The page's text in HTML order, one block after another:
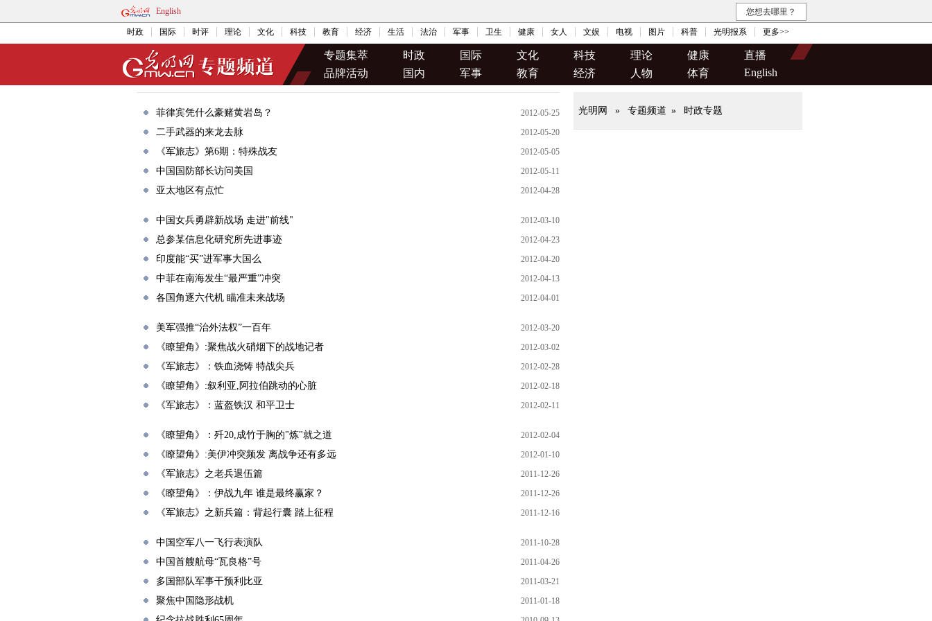
English 您想去哪里？
时政 国际 时评 理论 文化 科技 教育 经济 生活 法治 军事 卫生 健康 女人 文娱 电视 图片 科普 光明报系 更多>>
专题集萃 时政 国际 文化 科技 理论 健康
直播
品牌活动
国内 军事 教育 经济 人物 体育 English
菲律宾凭什么豪赌黄岩岛？ 2012-05-25
二手武器的来龙去脉 2012-05-20
《军旅志》第6期：特殊战友 2012-05-05
中国国防部长访问美国 2012-05-11
亚太地区有点忙 2012-04-28
中国女兵勇辟新战场 走进"前线" 2012-03-10
总参某信息化研究所先进事迹 2012-04-23
印度能“买”进军事大国么 2012-04-20
中菲在南海发生“最严重”冲突 2012-04-13
各国角逐六代机 瞄准未来战场 2012-04-01
美军强推“治外法权”一百年 2012-03-20
《瞭望角》:聚焦战火硝烟下的战地记者 2012-03-02
《军旅志》：铁血浇铸 特战尖兵 2012-02-28
《瞭望角》:叙利亚,阿拉伯跳动的心脏 2012-02-18
《军旅志》：蓝盔铁汉 和平卫士 2012-02-11
《瞭望角》：歼20,成竹于胸的"炼"就之道 2012-02-04
《瞭望角》:美伊冲突频发 离战争还有多远 2012-01-10
《军旅志》之老兵退伍篇 2011-12-26
《瞭望角》：伊战九年 谁是最终赢家？ 2011-12-26
《军旅志》之新兵篇：背起行囊 踏上征程 2011-12-16
中国空军八一飞行表演队 2011-10-28
中国首艘航母“瓦良格”号 2011-04-26
多国部队军事干预利比亚 2011-03-21
聚焦中国隐形战机 2011-01-18